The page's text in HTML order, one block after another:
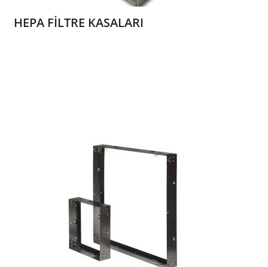
HEPA FİLTRE KASALARI